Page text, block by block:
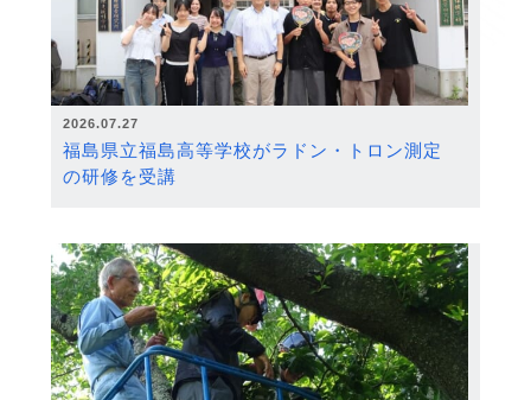
2026.07.27
福島県立福島高等学校がラドン・トロン測定
の研修を受講